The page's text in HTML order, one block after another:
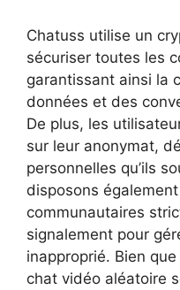
Chatuss utilise un
sécuriser toutes les
garantissant ainsi la
données et des
De plus, les
sur leur anonymat,
personnelles qu’ils
disposons
communautaires
signalement pour
inapproprié. Bien
chat vidéo aléatoire